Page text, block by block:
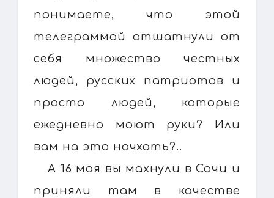
понимаете, что этой
телеграммой отшатнули от
себя множество честных
людей, русских патриотов и
просто людей, которые
ежедневно моют руки? Или
вам на это начхать?..
А 16 мая вы махнули в Сочи и
приняли там в качестве